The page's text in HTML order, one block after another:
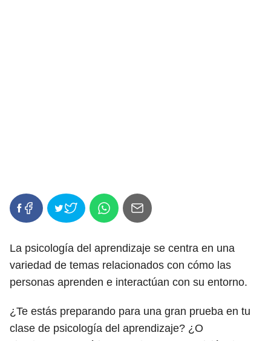
La psicología del aprendizaje se centra en una
variedad de temas relacionados con cómo las
personas aprenden e interactúan con su entorno.
¿Te estás preparando para una gran prueba en tu
clase de psicología del aprendizaje? ¿O